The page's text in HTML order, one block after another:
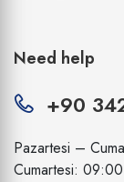
Need help
+90
Pazartesi –
Cumartesi: